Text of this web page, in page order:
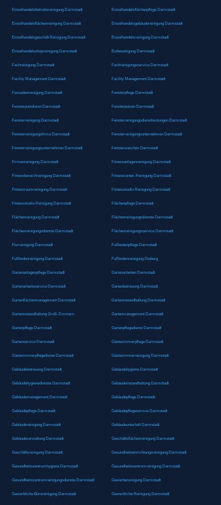
Einzelhandelsbetriebsreinigung Darmstadt Einzelhandelsflächenpflege Darmstadt
Einzelhandelsflächenreinigung Darmstadt Einzelhandelsgebäudereinigung Darmstadt
Einzelhandelsgeschäft Reinigung Darmstadt Einzelhandelsreinigung Darmstadt
Einzelhandelsshopreinigung Darmstadt Eisbeseitigung Darmstadt
Fachreinigung Darmstadt Fachreinigungsservice Darmstadt
Facility Management Darmstadt Facility Management Darmstadt
Fassadenreinigung Darmstadt Fensterpflege Darmstadt
Fensterputzdienst Darmstadt Fensterputzen Darmstadt
Fensterreinigung Darmstadt Fensterreinigungsdienstleistungen Darmstadt
Fensterreinigungsfirma Darmstadt Fensterreinigungsunternehmen Darmstadt
Fensterreinigungsunternehmen Darmstadt Fensterwaschen Darmstadt
Firmenreinigung Darmstadt Fitnessanlagenreinigung Darmstadt
Fitnessbereichreinigung Darmstadt Fitnesscenter-Reinigung Darmstadt
Fitnessraumreinigung Darmstadt Fitnessstudio Reinigung Darmstadt
Fitnessstudio-Reinigung Darmstadt Flächenpflege Darmstadt
Flächenreinigung Darmstadt Flächenreinigungsdienste Darmstadt
Flächenreinigungsdienste Darmstadt Flächenreinigungsservice Darmstadt
Flurreinigung Darmstadt Fußbodenpflege Darmstadt
Fußbodenreinigung Darmstadt Fußbodenreinigung Dieburg
Gartenanlagenpflege Darmstadt Gartenarbeiten Darmstadt
Gartenarbeitsservice Darmstadt Gartenbetreuung Darmstadt
Gartenflächenmanagement Darmstadt Garteninstandhaltung Darmstadt
Garteninstandhaltung Groß-Zimmern Gartenmanagement Darmstadt
Gartenpflege Darmstadt Gartenpflegedienst Darmstadt
Gartenservice Darmstadt Gästezimmerpflege Darmstadt
Gästezimmerpflegedienst Darmstadt Gästezimmerreinigung Darmstadt
Gebäudebetreuung Darmstadt Gebäudehygiene Darmstadt
Gebäudehygienedienste Darmstadt Gebäudeinstandhaltung Darmstadt
Gebäudemanagement Darmstadt Gebäudepflege Darmstadt
Gebäudepflege Darmstadt Gebäudepflegeservice Darmstadt
Gebäudereinigung Darmstadt Gebäudeunterhalt Darmstadt
Gebäudeverwaltung Darmstadt Geschäftsflächenreinigung Darmstadt
Geschäftsreinigung Darmstadt Gesundheitseinrichtungsreinigung Darmstadt
Gesundheitszentrumhygiene Darmstadt Gesundheitszentrumreinigung Darmstadt
Gesundheitszentrumreinigungsdienste Darmstadt Gewerbereinigung Darmstadt
Gewerbliche Büroreinigung Darmstadt Gewerbliche Reinigung Darmstadt